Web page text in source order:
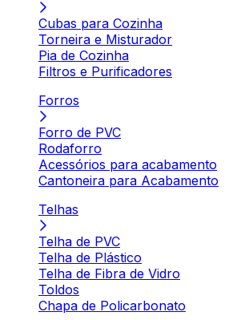
Cubas para Cozinha
Torneira e Misturador
Pia de Cozinha
Filtros e Purificadores
Forros
Forro de PVC
Rodaforro
Acessórios para acabamento
Cantoneira para Acabamento
Telhas
Telha de PVC
Telha de Plástico
Telha de Fibra de Vidro
Toldos
Chapa de Policarbonato